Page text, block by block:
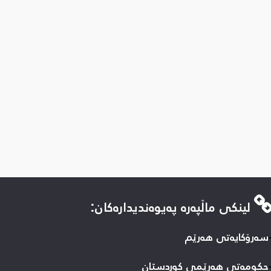
لینكی ماڵپه‌ره‌ په‌یوه‌ندیداره‌كان:
سه‌رۆکایه‌تی هه‌رێم
حكومه‌تی هه‌رێمی كوردستان